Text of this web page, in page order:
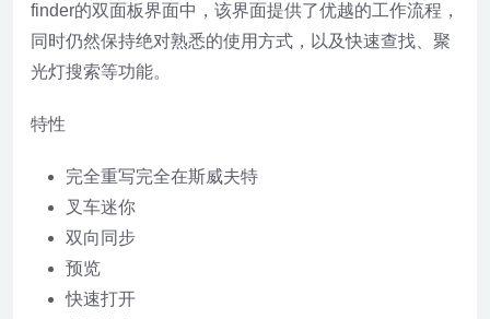
finder的双面板界面中，该界面提供了优越的工作流程，
同时仍然保持绝对熟悉的使用方式，以及快速查找、聚
光灯搜索等功能。
特性
完全重写完全在斯威夫特
叉车迷你
双向同步
预览
快速打开